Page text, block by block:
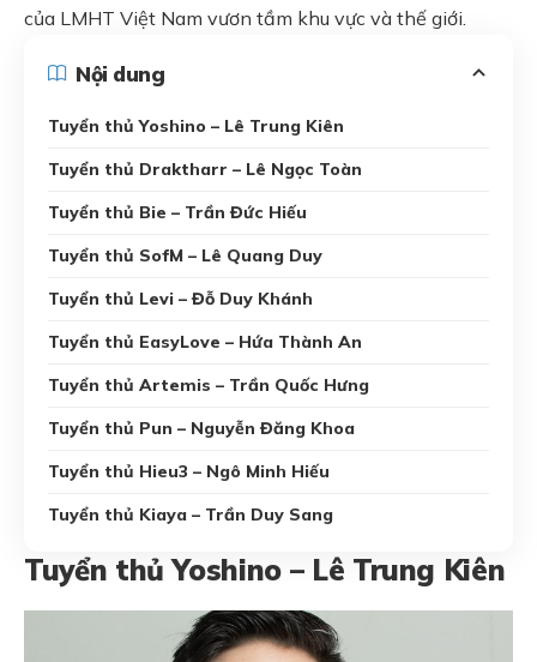
của LMHT Việt Nam vươn tầm khu vực và thế giới.
Nội dung
Tuyển thủ Yoshino – Lê Trung Kiên
Tuyển thủ Draktharr – Lê Ngọc Toàn
Tuyển thủ Bie – Trần Đức Hiếu
Tuyển thủ SofM – Lê Quang Duy
Tuyển thủ Levi – Đỗ Duy Khánh
Tuyển thủ EasyLove – Hứa Thành An
Tuyển thủ Artemis – Trần Quốc Hưng
Tuyển thủ Pun – Nguyễn Đăng Khoa
Tuyển thủ Hieu3 – Ngô Minh Hiếu
Tuyển thủ Kiaya – Trần Duy Sang
Tuyển thủ Yoshino – Lê Trung Kiên